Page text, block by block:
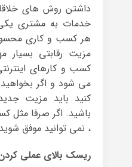
داشتن روش های
خدمات به مشتری
هر کسب و کاری
مزیت رقابتی
کسب و کارهای
می شود و اگر
کنید باید مزیت
باشید. اگر صرفا مثل
، نمی توانید موفق
ریسک بالای عملی